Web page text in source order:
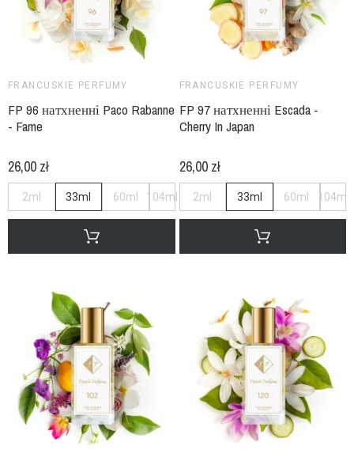
FRANCUSKIE PERFUMY
FP 96 натхненні Paco Rabanne
- Fame
26,00 zł
2ml 33ml 60ml 104ml
FRANCUSKIE PERFUMY
FP 97 натхненні Escada -
Cherry In Japan
26,00 zł
2ml 33ml 60ml 104ml